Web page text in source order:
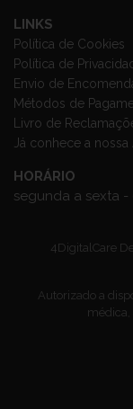
LINKS
Política de Cookies
Política de
Envio de
Métodos de
Livro de
Já conhece a nossa
HORÁRIO
segunda a sexta -
4DigitalCare
Autorizado a
médica,